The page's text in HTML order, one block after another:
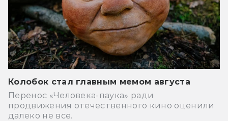
Колобок стал главным мемом августа
Перенос «Человека-паука» ради
продвижения отечественного кино оценили
далеко не все.